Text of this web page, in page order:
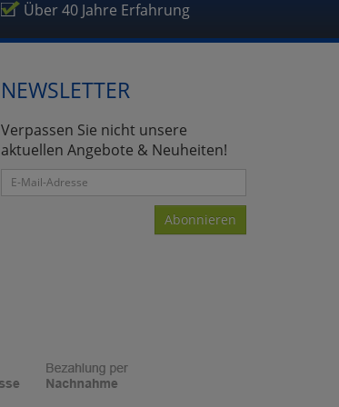
Über 40 Jahre Erfahrung
NEWSLETTER
Verpassen Sie nicht unsere
aktuellen Angebote & Neuheiten!
Abonnieren